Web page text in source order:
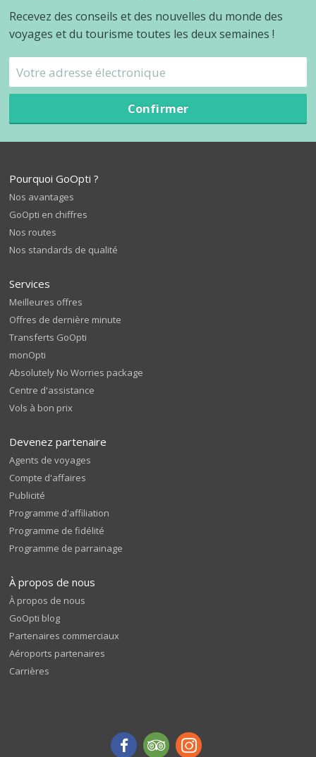
Recevez des conseils et des nouvelles du monde des
voyages et du tourisme toutes les deux semaines !
Confirmer
Pourquoi GoOpti ?
Nos avantages
GoOpti en chiffres
Nos routes
Nos standards de qualité
Services
Meilleures offres
Offres de dernière minute
Transferts GoOpti
monOpti
Absolutely No Worries package
Centre d'assistance
Vols à bon prix
Devenez partenaire
Agents de voyages
Compte d'affaires
Publicité
Programme d'affiliation
Programme de fidélité
Programme de parrainage
À propos de nous
À propos de nous
GoOpti blog
Partenaires commerciaux
Aéroports partenaires
Carrières